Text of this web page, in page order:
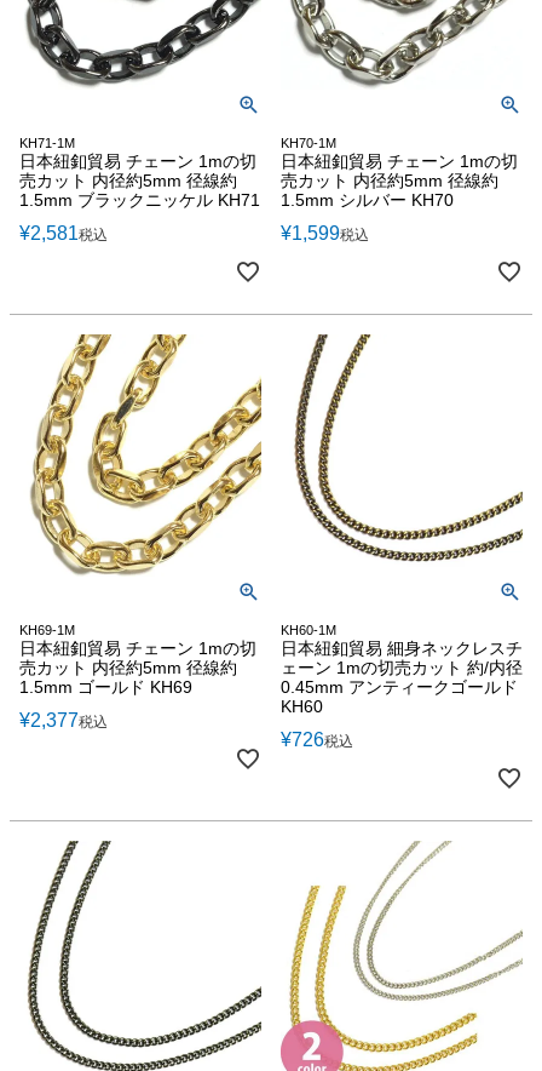
KH71-1M
日本紐釦貿易 チェーン 1mの切
売カット 内径約5mm 径線約
1.5mm ブラックニッケル KH71
¥2,581税込
KH70-1M
日本紐釦貿易 チェーン 1mの切
売カット 内径約5mm 径線約
1.5mm シルバー KH70
¥1,599税込
KH69-1M
日本紐釦貿易 チェーン 1mの切
売カット 内径約5mm 径線約
1.5mm ゴールド KH69
¥2,377税込
KH60-1M
日本紐釦貿易 細身ネックレスチ
ェーン 1mの切売カット 約/内径
0.45mm アンティークゴールド
KH60
¥726税込